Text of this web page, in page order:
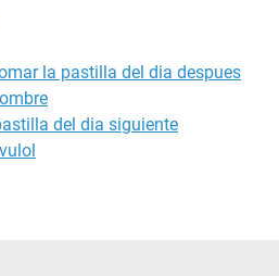
la pastilla del dia despues
del dia siguiente